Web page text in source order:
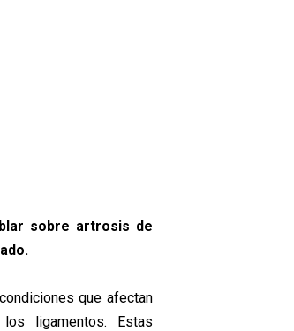
sobre artrosis de
que afectan
ligamentos. Estas